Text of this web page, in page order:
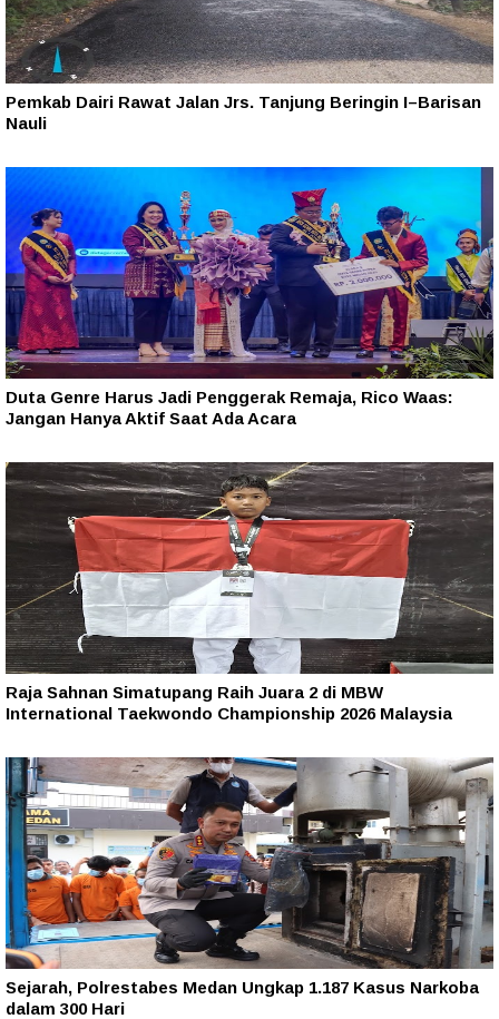
Pemkab Dairi Rawat Jalan Jrs. Tanjung Beringin I–Barisan
Nauli
Duta Genre Harus Jadi Penggerak Remaja, Rico Waas:
Jangan Hanya Aktif Saat Ada Acara
Raja Sahnan Simatupang Raih Juara 2 di MBW
International Taekwondo Championship 2026 Malaysia
Sejarah, Polrestabes Medan Ungkap 1.187 Kasus Narkoba
dalam 300 Hari